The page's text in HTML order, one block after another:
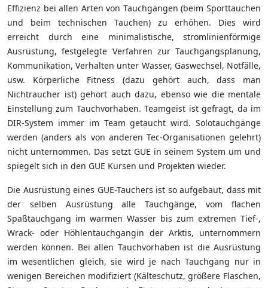
Effizienz bei allen Arten von Tauchgängen (beim Sporttauchen
und beim technischen Tauchen) zu erhöhen. Dies wird
erreicht durch eine minimalistische, stromlinienförmige
Ausrüstung, festgelegte Verfahren zur Tauchgangsplanung,
Kommunikation, Verhalten unter Wasser, Gaswechsel, Notfälle,
usw. Körperliche Fitness (dazu gehört auch, dass man
Nichtraucher ist) gehört auch dazu, ebenso wie die mentale
Einstellung zum Tauchvorhaben. Teamgeist ist gefragt, da im
DIR-System immer im Team getaucht wird. Solotauchgänge
werden (anders als von anderen Tec-Organisationen gelehrt)
nicht unternommen. Das setzt GUE in seinem System um und
spiegelt sich in den GUE Kursen und Projekten wieder.
Die Ausrüstung eines GUE-Tauchers ist so aufgebaut, dass mit
der selben Ausrüstung alle Tauchgänge, vom flachen
Spaßtauchgang im warmen Wasser bis zum extremen Tief-,
Wrack- oder Höhlentauchgangin der Arktis, unternommern
werden können. Bei allen Tauchvorhaben ist die Ausrüstung
im wesentlichen gleich, sie wird je nach Tauchgang nur in
wenigen Bereichen modifiziert (Kälteschutz, größere Flaschen,